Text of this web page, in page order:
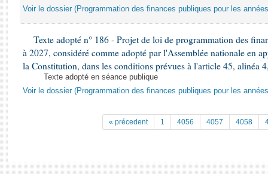
Baromètre de l’application des lois
Dossiers législatifs
Budget et sécurité sociale
Questions écrites et orales
Comptes rendus des débats
Voir le dossier (Programmation des finances publiques pour les
Texte adopté n° 186 - Projet de loi de programmation des
à 2027, considéré comme adopté par l'Assemblée nationale en
la Constitution, dans les conditions prévues à l'article 45, alinéa
Texte adopté en séance publique
Voir le dossier (Programmation des finances publiques pour les
« précedent 1 4056 4057 4058